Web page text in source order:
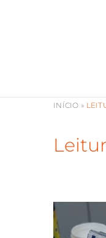
INÍCIO »
View
Larger